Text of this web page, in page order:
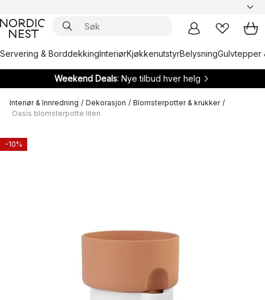
Servering & BorddekkingInteriørKjøkkenutstyrBelysningGulvtepper
Weekend Deals: Nye tilbud hver helg
Interiør & Innredning / Dekorasjon / Blomsterpotter & krukker /
Oasis blomsterpotte liten
-10%